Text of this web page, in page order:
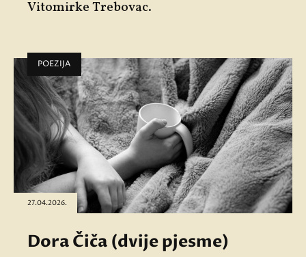
Vitomirke Trebovac.
POEZIJA
27.04.2026.
Dora Čiča (dvije pjesme)